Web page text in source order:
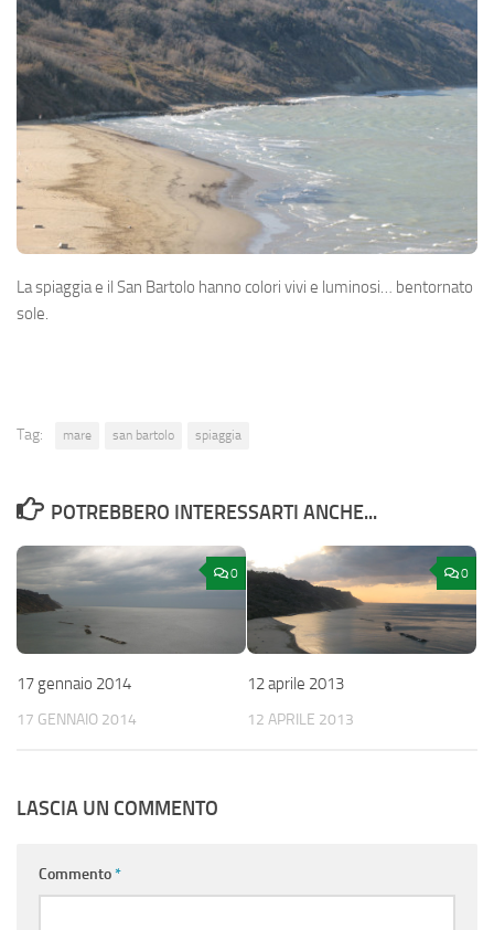
La spiaggia e il San Bartolo hanno colori vivi e luminosi… bentornato
sole.
Tag: mare san bartolo spiaggia
POTREBBERO INTERESSARTI ANCHE...
0
17 gennaio 2014
17 GENNAIO 2014
0
12 aprile 2013
12 APRILE 2013
LASCIA UN COMMENTO
Commento*